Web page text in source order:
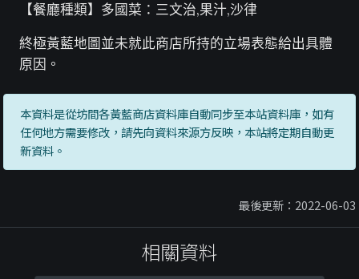
【餐廳種類】多國菜：三文治,果汁,沙律
終極黃藍地圖並未就此商店所持的立場表態給出具體
原因。
本資料是從坊間各黃藍商店資料庫自動同步至本站資料庫，如有
任何地方需要修改，請先向資料來源方反映，本站將定期自動更
新資料。
最後更新：2022-06-03
相關資料